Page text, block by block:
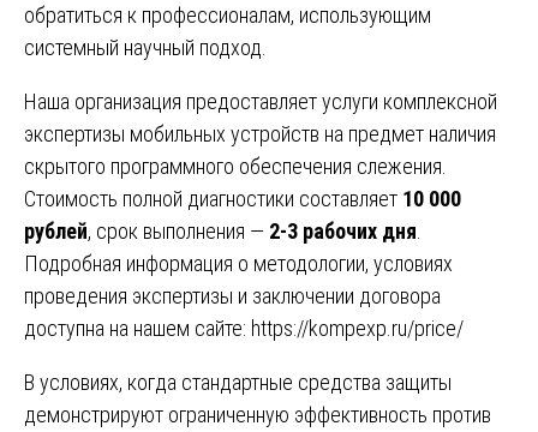
обратиться к профессионалам, использующим
системный научный подход.
Наша организация предоставляет услуги комплексной
экспертизы мобильных устройств на предмет наличия
скрытого программного обеспечения слежения.
Стоимость полной диагностики составляет 10 000
рублей, срок выполнения — 2-3 рабочих дня
Подробная информация о методологии, условиях
проведения экспертизы и заключении договора
доступна на нашем сайте: https://kompexp.ru/price/
В условиях, когда стандартные средства защиты
демонстрируют ограниченную эффективность против